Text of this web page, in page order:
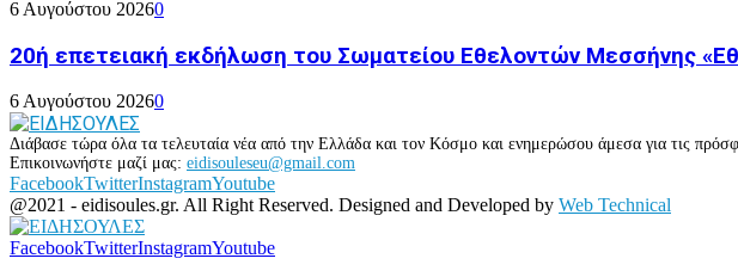
6 Αυγούστου 20260
20ή επετειακή εκδήλωση του Σωματείου Εθελοντών Μεσσήνης
6 Αυγούστου 20260
Διάβασε τώρα όλα τα τελευταία νέα από την Ελλάδα και τον Κόσμο και ενημερώσου άμεσα για τις
Επικοινωνήστε μαζί μας: eidisouleseu@gmail.com
FacebookTwitterInstagramYoutube
@2021 - eidisoules.gr. All Right Reserved. Designed and Developed by Web Technical
FacebookTwitterInstagramYoutube